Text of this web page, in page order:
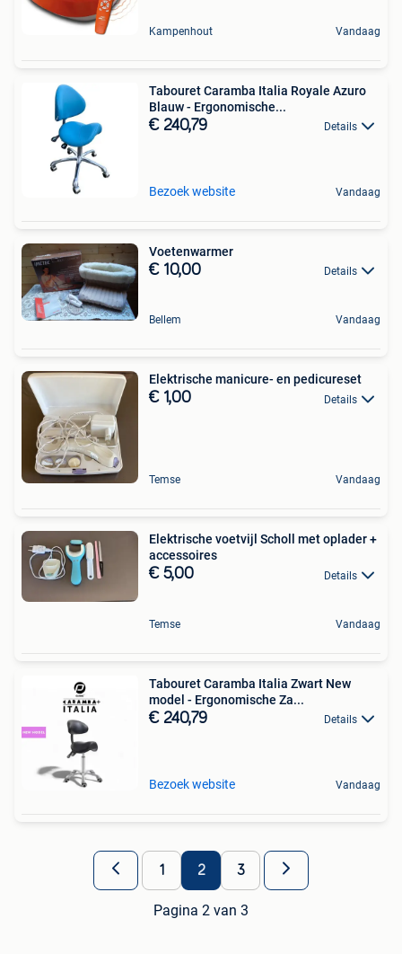
Kampenhout Vandaag
Tabouret Caramba Italia Royale Azuro
Blauw - Ergonomische...
€ 240,79 Details
Bezoek website Vandaag
Voetenwarmer
€ 10,00 Details
Bellem Vandaag
Elektrische manicure- en pedicureset
€ 1,00 Details
Temse Vandaag
Elektrische voetvijl Scholl met oplader +
accessoires
€ 5,00 Details
Temse Vandaag
Tabouret Caramba Italia Zwart New
model - Ergonomische Za...
€ 240,79 Details
Bezoek website Vandaag
1 2 3
Pagina 2 van 3